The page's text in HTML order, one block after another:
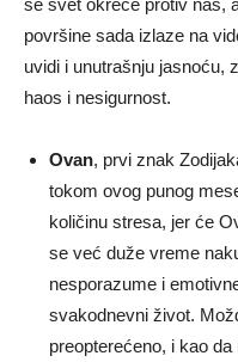
površine sada izlaze na
uvidi i unutrašnju jasnoću,
haos i nesigurnost.
Ovan, prvi znak
tokom ovog punog
količinu stresa, jer će
se već duže vreme
nesporazume i
svakodnevni život.
preopterećeno, i kao